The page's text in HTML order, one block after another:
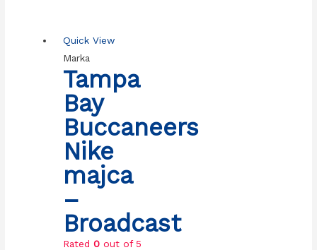
Quick View
Marka
Tampa
Bay
Buccaneers
Nike
majca
–
Broadcast
Rated0 out of 5